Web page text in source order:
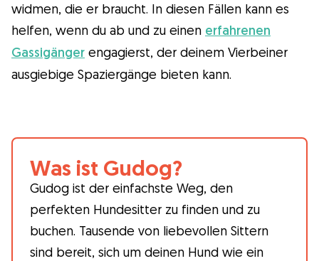
widmen, die er braucht. In diesen Fällen kann es
helfen, wenn du ab und zu einen erfahrenen
Gassigänger engagierst, der deinem Vierbeiner
ausgiebige Spaziergänge bieten kann.
Was ist Gudog?
Gudog ist der einfachste Weg, den
perfekten Hundesitter zu finden und zu
buchen. Tausende von liebevollen Sittern
sind bereit, sich um deinen Hund wie ein